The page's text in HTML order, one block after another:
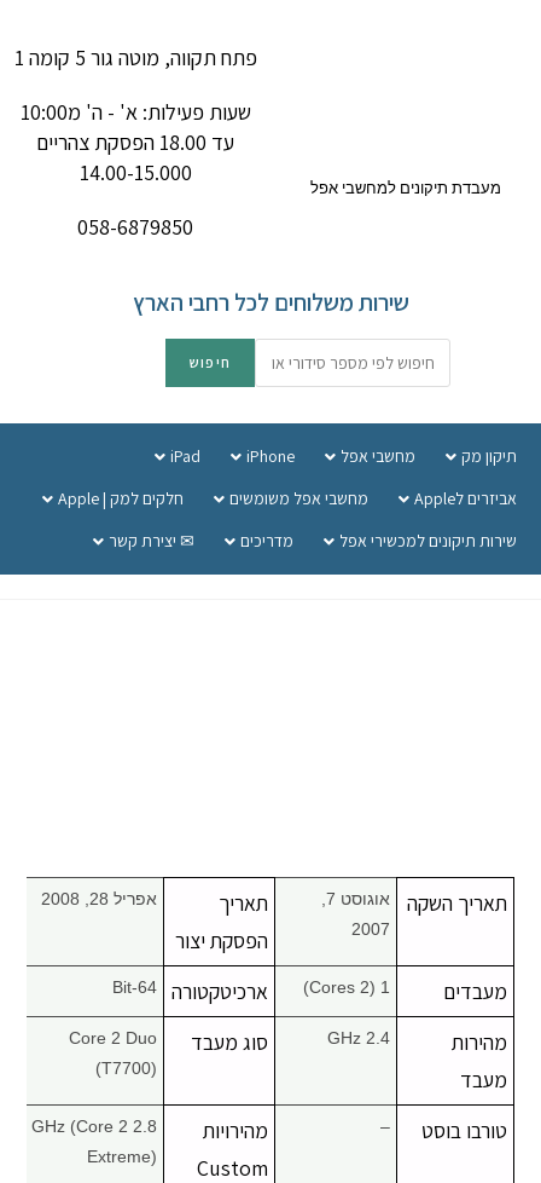
מעבדת תיקונים למחשבי אפל
פתח תקווה, מוטה גור 5 קומה 1
שעות פעילות: א' - ה' מ10:00
עד 18.00 הפסקת צהריים
14.00-15.000
058-6879850
שירות משלוחים לכל רחבי הארץ
תיקון מק מחשבי אפל iPhone
iPad
אביזרים לApple
מחשבי אפל משומשים
חלקים למק | Apple
שירות תיקונים למכשירי אפל
מדריכים ✉ יצירת קשר
תאריך השקה
2007
תאריך
הפסקת יצור
אפריל 28, 2008
מעבדים 1 (2 Cores) ארכיטקטורה 64-Bit
מהירות
מעבד
2.4 GHz סוג מעבד
Core 2 Duo
(T7700)
טורבו בוסט –
מהירויות
Custom
2.8 GHz (Core 2
Extreme)